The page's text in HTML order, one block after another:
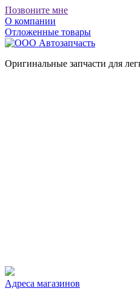
Позвоните мне
О компании
Отложенные товары
Оригинальные запчасти для
Адреса магазинов